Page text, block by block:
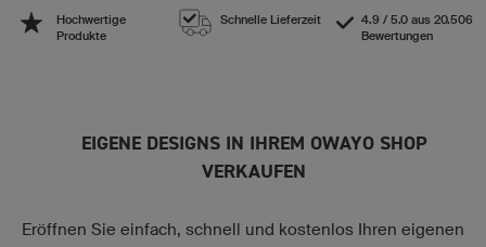
Hochwertige
Produkte
Schnelle Lieferzeit
4.9 / 5.0 aus 20.506
Bewertungen
EIGENE DESIGNS IN IHREM OWAYO SHOP
VERKAUFEN
Eröffnen Sie einfach, schnell und kostenlos Ihren eigenen